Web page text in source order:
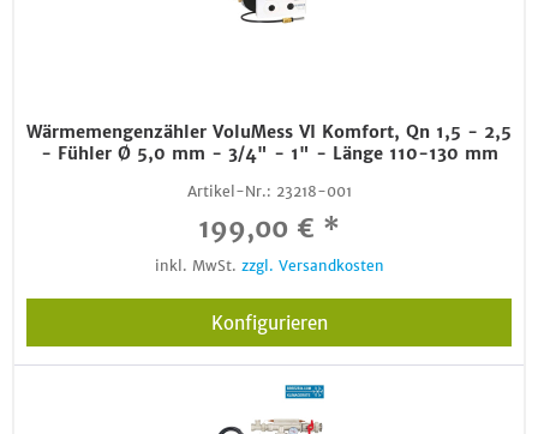
Wärmemengenzähler VoluMess VI Komfort, Qn 1,5 - 2,5
- Fühler Ø 5,0 mm - 3/4" - 1" - Länge 110-130 mm
Artikel-Nr.: 23218-001
199,00 € *
inkl. MwSt. zzgl. Versandkosten
Konfigurieren